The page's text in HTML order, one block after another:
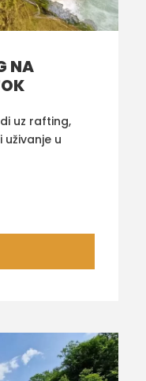
NA
uz rafting,
uživanje u